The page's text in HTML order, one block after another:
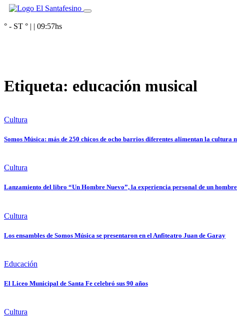
° - ST ° | | 09:57hs
Etiqueta: educación musical
Cultura
Somos Música: más de 250 chicos de ocho barrios diferentes alimentan la cultura
Cultura
Lanzamiento del libro “Un Hombre Nuevo”, la experiencia personal de un
Cultura
Los ensambles de Somos Música se presentaron en el Anfiteatro Juan de Garay
Educación
El Liceo Municipal de Santa Fe celebró sus 90 años
Cultura